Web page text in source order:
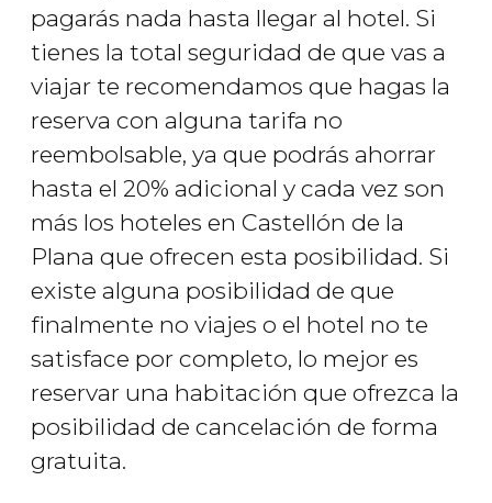
pagarás nada hasta llegar al hotel. Si
tienes la total seguridad de que vas a
viajar te recomendamos que hagas la
reserva con alguna tarifa no
reembolsable, ya que podrás ahorrar
hasta el 20% adicional y cada vez son
más los hoteles en Castellón de la
Plana que ofrecen esta posibilidad. Si
existe alguna posibilidad de que
finalmente no viajes o el hotel no te
satisface por completo, lo mejor es
reservar una habitación que ofrezca la
posibilidad de cancelación de forma
gratuita.